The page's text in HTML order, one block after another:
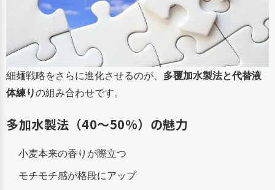
細麺戦略をさらに進化させるのが、 多覆加水製法と代替液
体練りの組み合わせです。
多加水製法（40〜50%）の魅力
小麦本来の香りが際立つ
モチモチ感が格段にアップ